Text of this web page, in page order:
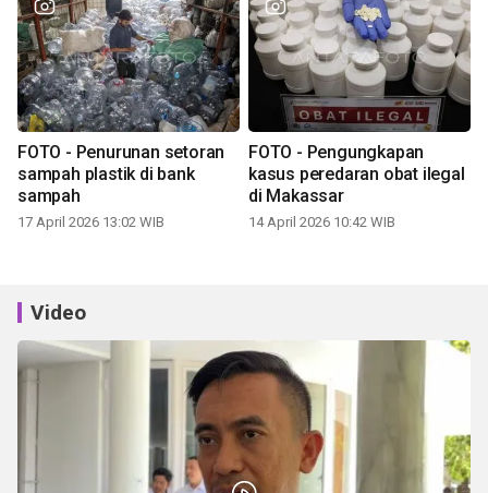
FOTO - Penurunan setoran
sampah plastik di bank
sampah
17 April 2026 13:02 WIB
FOTO - Pengungkapan
kasus peredaran obat ilegal
di Makassar
14 April 2026 10:42 WIB
Video